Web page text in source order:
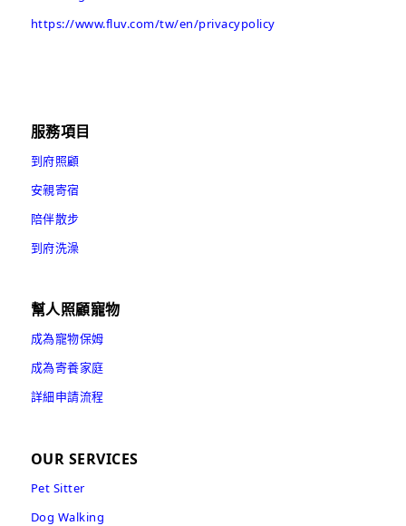
https://www.fluv.com/tw/en/privacypolicy
服務項目
到府照顧
安親寄宿
陪伴散步
到府洗澡
幫人照顧寵物
成為寵物保姆
成為寄養家庭
詳細申請流程
OUR SERVICES
Pet Sitter
Dog Walking